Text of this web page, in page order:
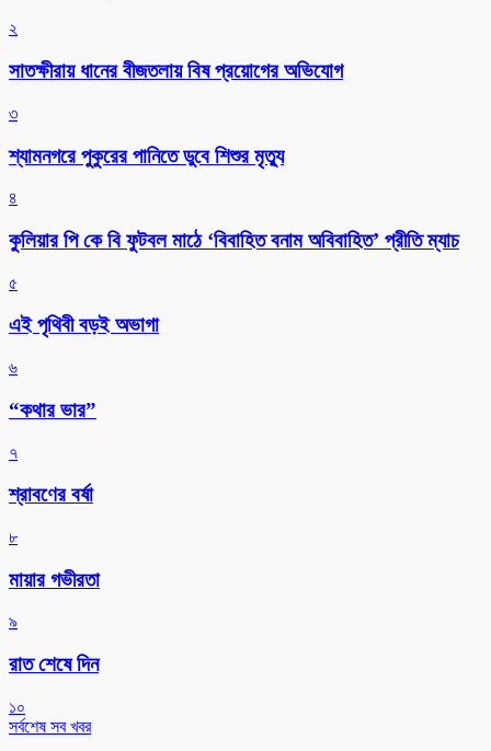
২
সাতক্ষীরায় ধানের বীজতলায় বিষ প্রয়োগের অভিযোগ
৩
শ্যামনগরে পুকুরের পানিতে ডুবে শিশুর মৃত্যু
৪
কুলিয়ার পি কে বি ফুটবল মাঠে ‘বিবাহিত বনাম অবিবাহিত’ প্রীতি ম্যাচ
৫
এই পৃথিবী বড়ই অভাগা
৬
“কথার ভার”
৭
শ্রাবণের বর্ষা
৮
মায়ার গভীরতা
৯
রাত শেষে দিন
১০
সর্বশেষ সব খবর